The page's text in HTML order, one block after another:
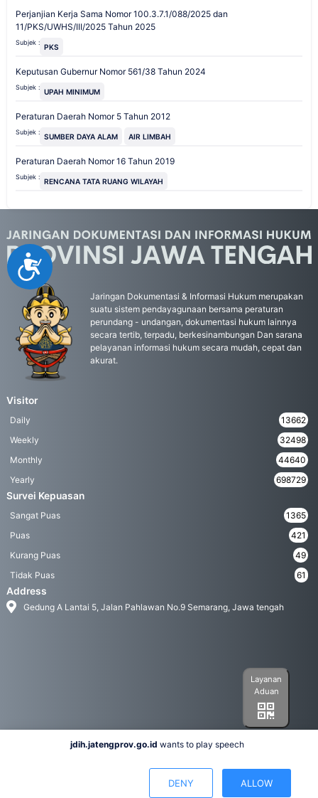
Accessibility
Perjanjian Kerja Sama Nomor 100.3.7.1/088/2025 dan
11/PKS/UWHS/III/2025 Tahun 2025
Subjek : PKS
Keputusan Gubernur Nomor 561/38 Tahun 2024
Subjek : UPAH MINIMUM
Peraturan Daerah Nomor 5 Tahun 2012
Subjek : SUMBER DAYA ALAM AIR LIMBAH
Peraturan Daerah Nomor 16 Tahun 2019
Subjek : RENCANA TATA RUANG WILAYAH
Jaringan Dokumentasi & Informasi Hukum merupakan
suatu sistem pendayagunaan bersama peraturan
perundang - undangan, dokumentasi hukum lainnya
secara tertib, terpadu, berkesinambungan Dan sarana
pelayanan informasi hukum secara mudah, cepat dan
akurat.
Visitor
Daily
13662
Weekly
32498
Monthly
44640
Yearly
698729
Survei Kepuasan
Sangat Puas
1365
Puas
421
Kurang Puas
49
Tidak Puas
61
Address
Gedung A Lantai 5, Jalan Pahlawan No.9 Semarang, Jawa tengah
Layanan
Aduan
jdih.jatengprov.go.id wants to play speech
DENY ALLOW